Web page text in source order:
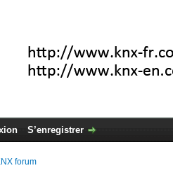
S’enregistrer
forum